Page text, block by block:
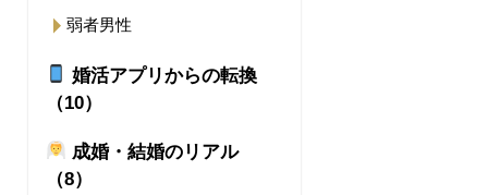
弱者男性
婚活アプリからの転換
（10）
成婚・結婚のリアル
（8）